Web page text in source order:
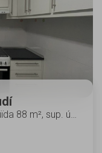
88 m², sup. útil